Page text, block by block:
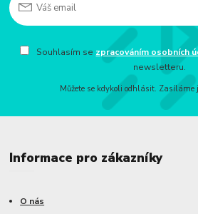
Souhlasím se zpracováním osobních
newsletteru.
Můžete se kdykoli odhlásit. Zasíláme
Informace pro zákazníky
O nás